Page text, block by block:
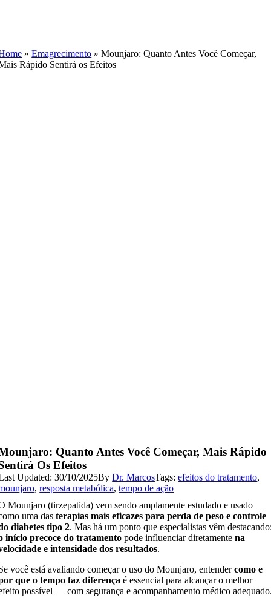
»Emagrecimento »Mounjaro: Quanto Antes Você Começar,
Rápido Sentirá os Efeitos
Quanto Antes Você Começar, Mais Rápido
Os Efeitos
Updated: 30/10/2025ByDr. MarcosTags:efeitos do tratamento,
,resposta metabólica,tempo de ação
Mounjaro (tirzepatida) vem sendo amplamente estudado e usado
uma dasterapias mais eficazes para perda de peso e controle
diabetes tipo 2. Mas há um ponto que especialistas vêm
início precoce do tratamento pode influenciar diretamentena
e intensidade dos resultados.
você está avaliando começar o uso do Mounjaro, entendercomo e
que o tempo faz diferença é essencial para alcançar o melhor
possível — com segurança e acompanhamento médico